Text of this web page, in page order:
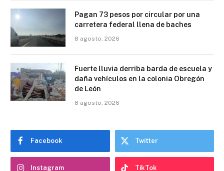
Pagan 73 pesos por circular por una
carretera federal llena de baches
8 agosto, 2026
Fuerte lluvia derriba barda de escuela y
daña vehículos en la colonia Obregón
de León
8 agosto, 2026
Facebook Twitter
Instagram TikTok